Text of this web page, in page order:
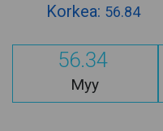
Korkea: 56.84
56.34
Myy